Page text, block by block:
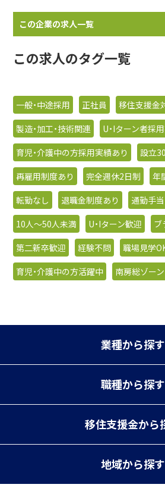
この企業の求人一覧
この求人のタグ一覧
一般・中途採用 正社員 移住支援金
製造・加工・技術関連
U・Iターン者採
育児・介護中の方採用実績あり
設立
再雇用制度あり
完全週休2日制
年
転勤なし
退職金制度あり
通勤手
10人〜50人未満
U・Iターン歓迎 ブ
第二新卒歓迎
経験不問
職場見学
育児・介護中の方活躍中
南房総ゾーン
業種から探す
職種から探す
移住支援金から
地域から探す